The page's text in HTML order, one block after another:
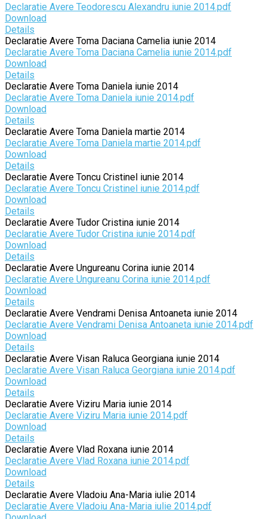
Declaratie Avere Teodorescu Alexandru iunie 2014.pdf
Download
Details
Declaratie Avere Toma Daciana Camelia iunie 2014
Declaratie Avere Toma Daciana Camelia iunie 2014.pdf
Download
Details
Declaratie Avere Toma Daniela iunie 2014
Declaratie Avere Toma Daniela iunie 2014.pdf
Download
Details
Declaratie Avere Toma Daniela martie 2014
Declaratie Avere Toma Daniela martie 2014.pdf
Download
Details
Declaratie Avere Toncu Cristinel iunie 2014
Declaratie Avere Toncu Cristinel iunie 2014.pdf
Download
Details
Declaratie Avere Tudor Cristina iunie 2014
Declaratie Avere Tudor Cristina iunie 2014.pdf
Download
Details
Declaratie Avere Ungureanu Corina iunie 2014
Declaratie Avere Ungureanu Corina iunie 2014.pdf
Download
Details
Declaratie Avere Vendrami Denisa Antoaneta iunie 2014
Declaratie Avere Vendrami Denisa Antoaneta iunie 2014.pdf
Download
Details
Declaratie Avere Visan Raluca Georgiana iunie 2014
Declaratie Avere Visan Raluca Georgiana iunie 2014.pdf
Download
Details
Declaratie Avere Viziru Maria iunie 2014
Declaratie Avere Viziru Maria iunie 2014.pdf
Download
Details
Declaratie Avere Vlad Roxana iunie 2014
Declaratie Avere Vlad Roxana iunie 2014.pdf
Download
Details
Declaratie Avere Vladoiu Ana-Maria iulie 2014
Declaratie Avere Vladoiu Ana-Maria iulie 2014.pdf